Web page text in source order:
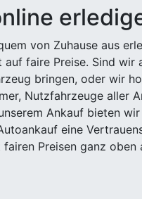
von Zuhause aus
faire Preise. Sind wir
bringen, oder wir
Nutzfahrzeuge aller
Ankauf bieten
eine
Preisen ganz oben